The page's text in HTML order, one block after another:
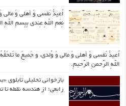
اُعیذُ نَفسی وَ أهلی وَ مالی
نِعَمِ اللّهِ عِندی بِبِسمِ اللّهِ
اُعیذُ نَفسی وَ أهلی وَ مالی وَ وُلدی، و جَمیعَ ما
اللّهِ الرَّحمنِ الرَّحیمِ.
بازخوانی تحلیلی تابلوی
رابعی؛ از هندسه نقطه